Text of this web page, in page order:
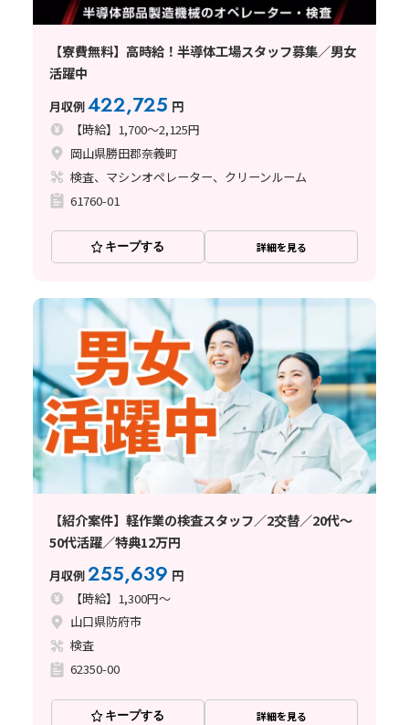
【寮費無料】高時給！半導体工場スタッフ募集／男女
活躍中
月収例422,725 円
【時給】1,700～2,125円
岡山県勝田郡奈義町
検査、マシンオペレーター、クリーンルーム
61760-01
キープする 詳細を見る
【紹介案件】軽作業の検査スタッフ／2交替／20代～
50代活躍／特典12万円
月収例255,639 円
【時給】1,300円～
山口県防府市
検査
62350-00
キープする 詳細を見る